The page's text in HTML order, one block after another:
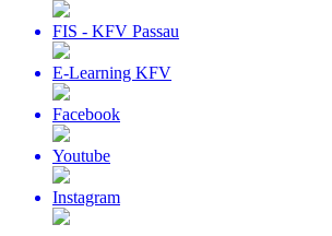
FIS - KFV Passau
E-Learning KFV
Facebook
Youtube
Instagram